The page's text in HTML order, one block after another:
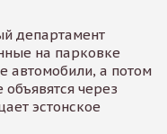
департамент
на парковке
автомобили, а потом
через
эстонское